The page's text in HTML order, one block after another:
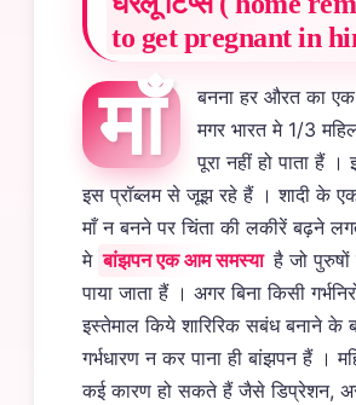
to get pregnant in
माँ
बनना हर औरत का एक
मगर भारत मे 1/3
पूरा नहीं हो पाता हैं
इस प्रॉब्लम से जूझ रहे हैं । शादी के
माँ न बनने पर चिंता की लकीरें बढ़ने
मे बांझपन एक आम समस्या है जो
पाया जाता हैं । अगर बिना किसी
इस्तेमाल किये शारिरिक सबंध बनाने के
गर्भधारण न कर पाना ही बांझपन हैं ।
कई कारण हो सकते हैं जैसे डिप्रेशन,